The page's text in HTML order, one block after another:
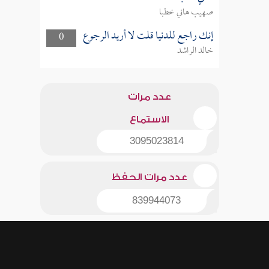
صهيب هاني خطبا
0
إنك راجع للدنيا قلت لا أريد الرجوع
خالد الراشد
عدد مرات
الاستماع
3095023814
عدد مرات الحفظ
839944073